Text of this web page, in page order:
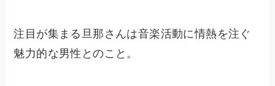
注目が集まる旦那さんは音楽活動に情熱を注ぐ
魅力的な男性とのこと。